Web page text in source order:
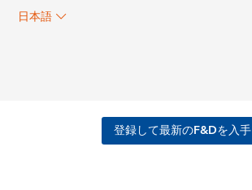
日本語
登録して最新のF&Dを入手